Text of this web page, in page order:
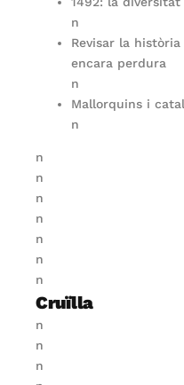
n
Revisar la història
encara perdura
n
Mallorquins i
n
n
n
n
n
n
n
n
Cruïlla
n
n
n